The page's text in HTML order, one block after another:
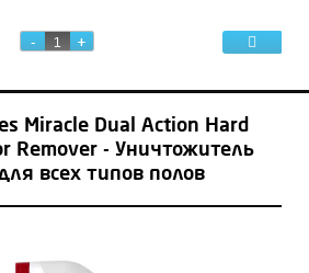
Miracle Dual Action Hard
Remover - Уничтожитель
всех типов полов